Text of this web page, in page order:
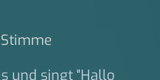
und singt "Hallo